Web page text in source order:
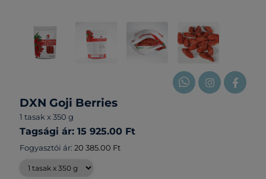
DXN Goji Berries
1 tasak x 350 g
Tagsági ár: 15 925.00 Ft
Fogyasztói ár: 20 385.00 Ft